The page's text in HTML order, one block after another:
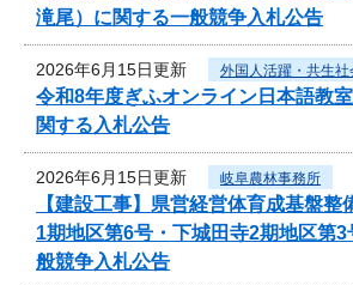
滝尾）に関する一般競争入札公告
2026年6月15日更新 外国人活躍・共生社
令和8年度ぎふオンライン日本語教
関する入札公告
2026年6月15日更新 岐阜農林事務所
【建設工事】県営経営体育成基盤
1期地区第6号・下城田寺2期地区第
般競争入札公告